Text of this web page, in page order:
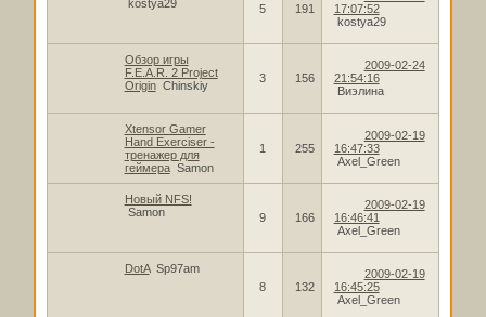
kostya29
5 191
17:07:52
kostya29
Обзор игры
F.E.A.R. 2 Project
Origin Chinskiy
3 156
2009-02-24
21:54:16
Виэлина
Xtensor Gamer
Hand Exerciser -
тренажер для
геймера Samon
1 255
2009-02-19
16:47:33
Axel_Green
Новый NFS!
Samon
9 166
2009-02-19
16:46:41
Axel_Green
DotA Sp97am
8
132
2009-02-19
16:45:25
Axel_Green